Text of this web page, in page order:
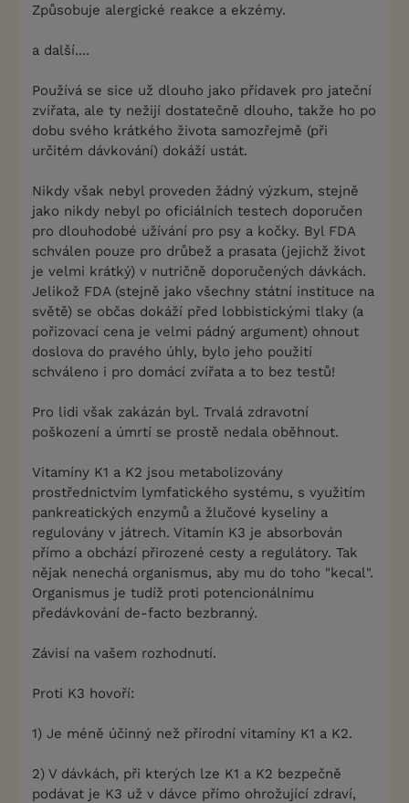
Způsobuje alergické reakce a ekzémy.
a další....
Používá se sice už dlouho jako přídavek pro jateční
zvířata, ale ty nežijí dostatečně dlouho, takže ho po
dobu svého krátkého života samozřejmě (při
určitém dávkování) dokáží ustát.
Nikdy však nebyl proveden žádný výzkum, stejně
jako nikdy nebyl po oficiálních testech doporučen
pro dlouhodobé užívání pro psy a kočky. Byl FDA
schválen pouze pro drůbež a prasata (jejichž život
je velmi krátký) v nutričně doporučených dávkách.
Jelikož FDA (stejně jako všechny státní instituce na
světě) se občas dokáží před lobbistickými tlaky (a
pořizovací cena je velmi pádný argument) ohnout
doslova do pravého úhly, bylo jeho použití
schváleno i pro domácí zvířata a to bez testů!
Pro lidi však zakázán byl. Trvalá zdravotní
poškození a úmrtí se prostě nedala oběhnout.
Vitamíny K1 a K2 jsou metabolizovány
prostřednictvím lymfatického systému, s využitím
pankreatických enzymů a žlučové kyseliny a
regulovány v játrech. Vitamín K3 je absorbován
přímo a obchází přirozené cesty a regulátory. Tak
nějak nenechá organismus, aby mu do toho "kecal".
Organismus je tudíž proti potencionálnímu
předávkování de-facto bezbranný.
Závisí na vašem rozhodnutí.
Proti K3 hovoří:
1) Je méně účinný než přírodní vitamíny K1 a K2.
2) V dávkách, při kterých lze K1 a K2 bezpečně
podávat je K3 už v dávce přímo ohrožující zdraví,